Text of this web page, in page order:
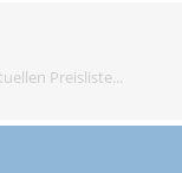
Preisliste...